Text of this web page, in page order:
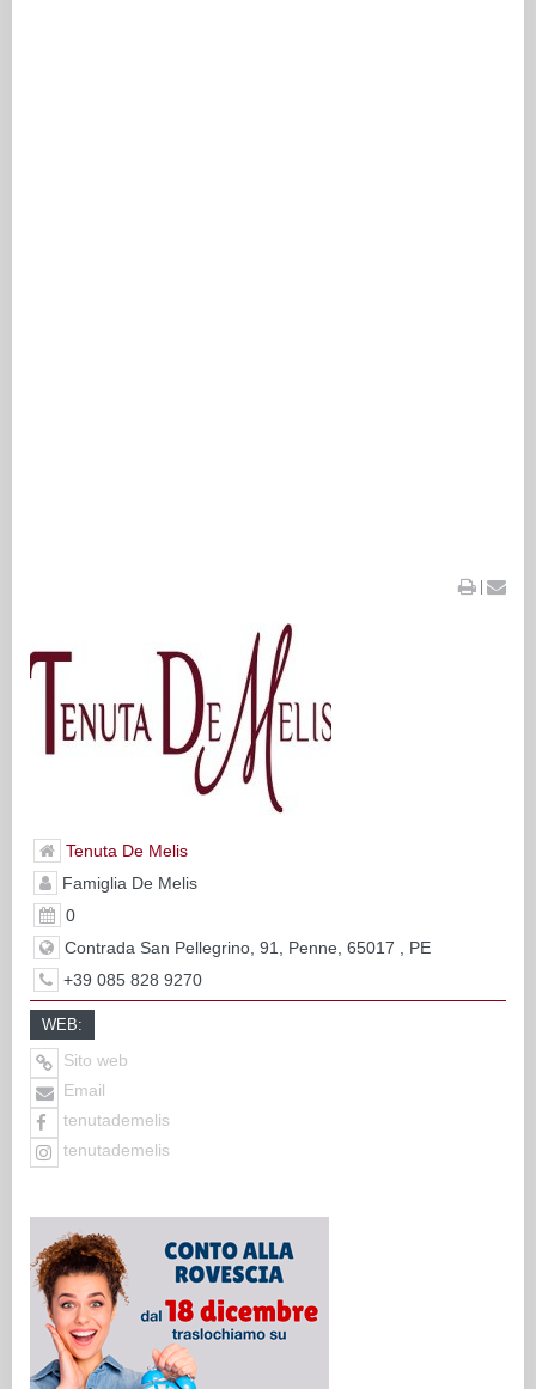
|
Tenuta De Melis
Famiglia De Melis
0
Contrada San Pellegrino, 91, Penne, 65017 , PE
+39 085 828 9270
WEB:
Sito web
Email
tenutademelis
tenutademelis